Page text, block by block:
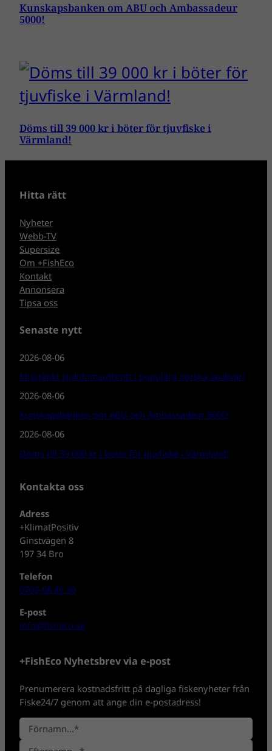
Kunskapsbanken om ABU och Ambassadeur
5000!
Döms till 39 000 kr i böter för tjuvfiske i
Värmland!
Hitta rätt
Nyheter
Webb-TV
Supersize
Om +FishEco
Kontakt
Annonsera
Tipsa oss
Senaste nytt
2026-08-06
Misstänkt sjukdomsutbrott i populära norska laxälvar!
2026-08-06
Kunskapsbanken om ABU och Ambassadeur 5000!
2026-08-06
Döms till 39 000 kr i böter för tjuvfiske i Värmland!
Kontakta oss
Adress
+KlimatPositiv
Ginstvägen 8
197 34 Bro
Telefon
0702-08 80 30
E-post
info@fisheco.se
+FishEco Nyhetsbrev via e-post
Prenumerera kostnadsfritt på dagliga fiskenyheter från
Fiske24/7 genom att ange din e-postadress!
N
a
F